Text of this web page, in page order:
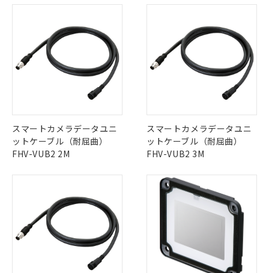
スマートカメラデータユニ
ットケーブル（耐屈曲）
FHV-VUB2 2M
スマートカメラデータユニ
ットケーブル（耐屈曲）
FHV-VUB2 3M